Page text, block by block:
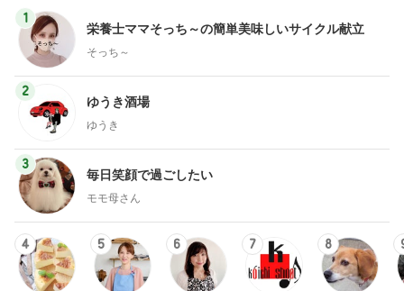
1
栄養士ママそっち～の簡単美味しいサイクル献立
そっち～
2
ゆうき酒場
ゆうき
3
毎日笑顔で過ごしたい
モモ母さん
4 5 6 7 8